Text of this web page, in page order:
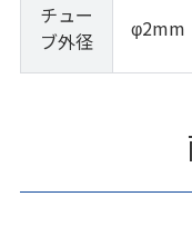
チュー
ブ外径
φ2mm